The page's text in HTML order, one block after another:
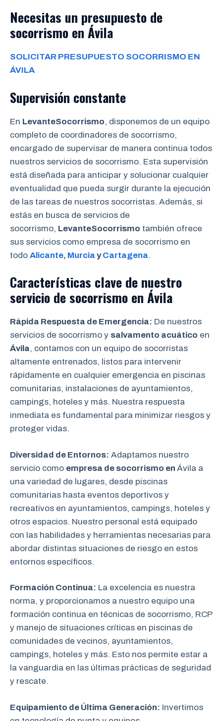
Necesitas un presupuesto de
socorrismo en Ávila
SOLICITAR PRESUPUESTO SOCORRISMO EN
ÁVILA
Supervisión constante
En LevanteSocorrismo, disponemos de un equipo
completo de coordinadores de socorrismo,
encargado de supervisar de manera continua todos
nuestros servicios de socorrismo. Esta supervisión
está diseñada para anticipar y solucionar cualquier
eventualidad que pueda surgir durante la ejecución
de las tareas de nuestros socorristas. Además, si
estás en busca de servicios de
socorrismo, LevanteSocorrismo también ofrece
sus servicios como empresa de socorrismo en
todo Alicante, Murcia yCartagena.
Características clave de nuestro
servicio de socorrismo en Ávila
Rápida Respuesta de Emergencia: De nuestros
servicios de socorrismo y salvamento acuático en
Ávila, contamos con un equipo de socorristas
altamente entrenados, listos para intervenir
rápidamente en cualquier emergencia en piscinas
comunitarias, instalaciones de ayuntamientos,
campings, hoteles y más. Nuestra respuesta
inmediata es fundamental para minimizar riesgos y
proteger vidas.
Diversidad de Entornos: Adaptamos nuestro
servicio como empresa de socorrismo en Ávila a
una variedad de lugares, desde piscinas
comunitarias hasta eventos deportivos y
recreativos en ayuntamientos, campings, hoteles y
otros espacios. Nuestro personal está equipado
con las habilidades y herramientas necesarias para
abordar distintas situaciones de riesgo en estos
entornos específicos.
Formación Continua: La excelencia es nuestra
norma, y proporcionamos a nuestro equipo una
formación continua en técnicas de socorrismo, RCP
y manejo de situaciones críticas en piscinas de
comunidades de vecinos, ayuntamientos,
campings, hoteles y más. Esto nos permite estar a
la vanguardia en las últimas prácticas de seguridad
y rescate.
Equipamiento de Última Generación: Invertimos